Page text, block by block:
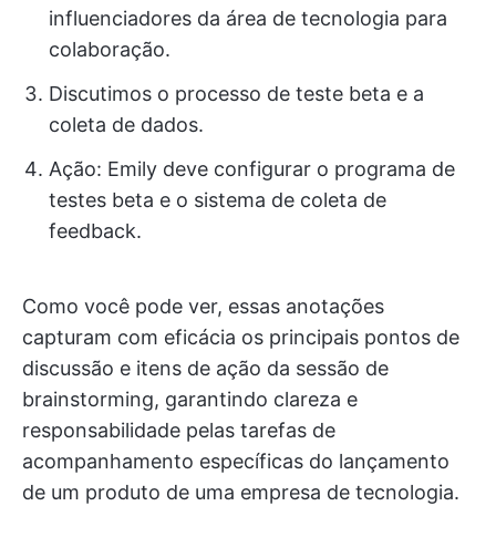
influenciadores da área de tecnologia para
colaboração.
Discutimos o processo de teste beta e a
coleta de dados.
Ação: Emily deve configurar o programa de
testes beta e o sistema de coleta de
feedback.
Como você pode ver, essas anotações
capturam com eficácia os principais pontos de
discussão e itens de ação da sessão de
brainstorming, garantindo clareza e
responsabilidade pelas tarefas de
acompanhamento específicas do lançamento
de um produto de uma empresa de tecnologia.